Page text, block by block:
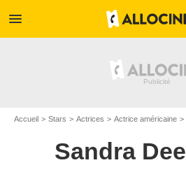
menu
Accueil Stars Actrices Actrice américaine
Sandra Dee